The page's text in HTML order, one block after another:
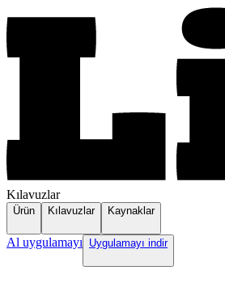
Kılavuzlar
Ürün Kılavuzlar Kaynaklar
Al uygulamayı Uygulamayı indir